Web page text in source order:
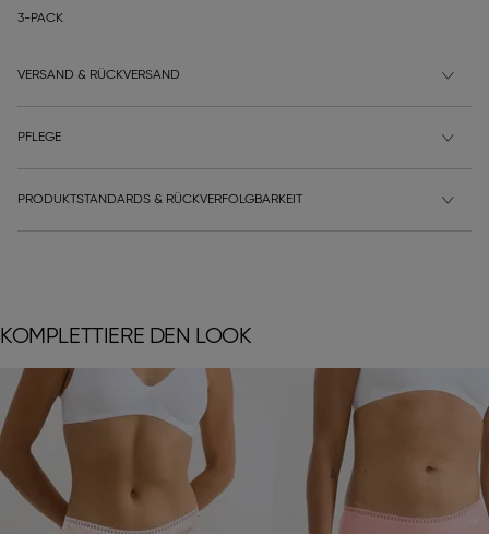
3-PACK
VERSAND & RÜCKVERSAND
PFLEGE
PRODUKTSTANDARDS & RÜCKVERFOLGBARKEIT
KOMPLETTIERE DEN LOOK